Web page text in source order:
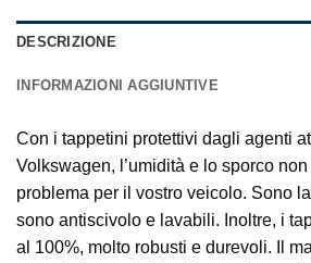
DESCRIZIONE
INFORMAZIONI AGGIUNTIVE
Con i tappetini protettivi dagli agenti
Volkswagen, l’umidità e lo sporco
problema per il vostro veicolo. Sono
sono antiscivolo e lavabili. Inoltre, i
al 100%, molto robusti e durevoli. Il